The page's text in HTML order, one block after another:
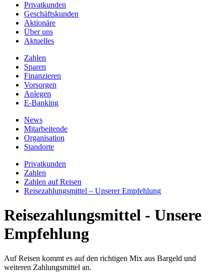
Privatkunden
Geschäftskunden
Aktionäre
Über uns
Aktuelles
Zahlen
Sparen
Finanzieren
Vorsorgen
Anlegen
E-Banking
News
Mitarbeitende
Organisation
Standorte
Privatkunden
Zahlen
Zahlen auf Reisen
Reisezahlungsmittel – Unserer Empfehlung
Reisezahlungsmittel - Unsere
Empfehlung
Auf Reisen kommt es auf den richtigen Mix aus Bargeld und
weiteren Zahlungsmittel an.